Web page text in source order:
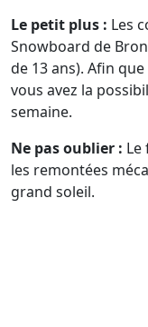
Le petit plus : Les
Snowboard de
de 13 ans). Afin
vous avez la
semaine.
Ne pas oublier :
les remontées
grand soleil.